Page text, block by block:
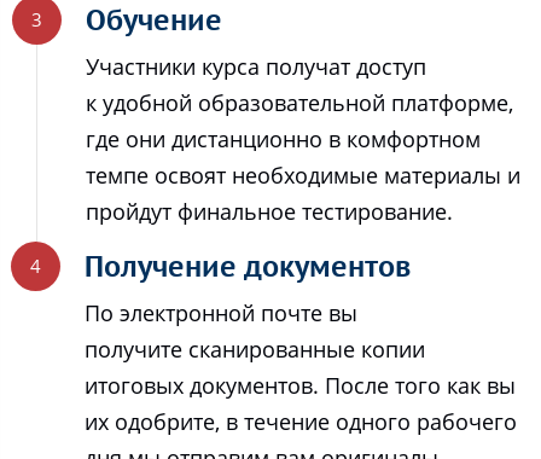
Обучение
Участники курса получат доступ
к удобной образовательной платформе,
где они дистанционно в комфортном
темпе освоят необходимые материалы и
пройдут финальное тестирование.
Получение документов
По электронной почте вы
получите сканированные копии
итоговых документов. После того как вы
их одобрите, в течение одного рабочего